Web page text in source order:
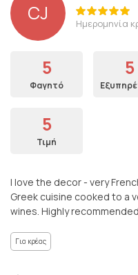
CJ Ημερομηνία
5
Φαγητό
5
5
Τιμή
I love the decor - very
Greek cuisine cooked to a
wines. Highly
Για κρέας